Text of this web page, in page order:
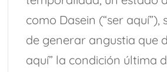
como Dasein (“ser aquí”),
de generar angustia que
aquí” la condición última